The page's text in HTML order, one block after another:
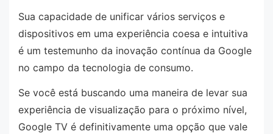
Sua capacidade de unificar vários serviços e
dispositivos em uma experiência coesa e intuitiva
é um testemunho da inovação contínua da Google
no campo da tecnologia de consumo.
Se você está buscando uma maneira de levar sua
experiência de visualização para o próximo nível,
Google TV é definitivamente uma opção que vale